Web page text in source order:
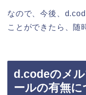
なので、今後、
ことができたら、随
d.codeのメ
ールの有無に